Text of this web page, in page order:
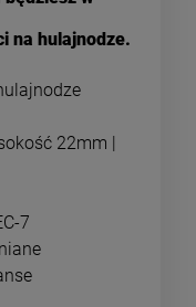
na hulajnodze.
22mm |
7